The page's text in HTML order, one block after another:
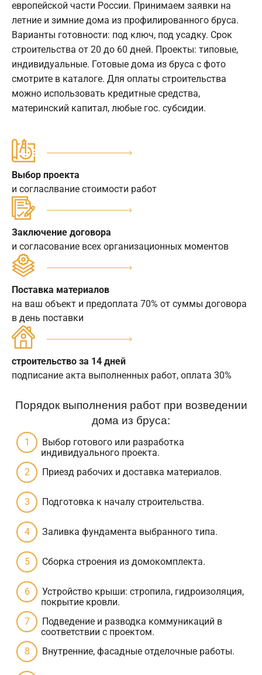
европейской части России. Принимаем заявки на
летние и зимние дома из профилированного бруса.
Варианты готовности: под ключ, под усадку. Срок
строительства от 20 до 60 дней. Проекты: типовые,
индивидуальные. Готовые дома из бруса с фото
смотрите в каталоге. Для оплаты строительства
можно использовать кредитные средства,
материнский капитал, любые гос. субсидии.
Выбор проекта
и согласлвание стоимости работ
Заключение договора
и согласование всех организационных моментов
Поставка материалов
на ваш объект и предоплата 70% от суммы договора
в день поставки
строительство за 14 дней
подписание акта выполненных работ, оплата 30%
Порядок выполнения работ при возведении
дома из бруса:
Выбор готового или разработка
индивидуального проекта.
Приезд рабочих и доставка материалов.
Подготовка к началу строительства.
Заливка фундамента выбранного типа.
Сборка строения из домокомплекта.
Устройство крыши: стропила, гидроизоляция,
покрытие кровли.
Подведение и разводка коммуникаций в
соответствии с проектом.
Внутренние, фасадные отделочные работы.